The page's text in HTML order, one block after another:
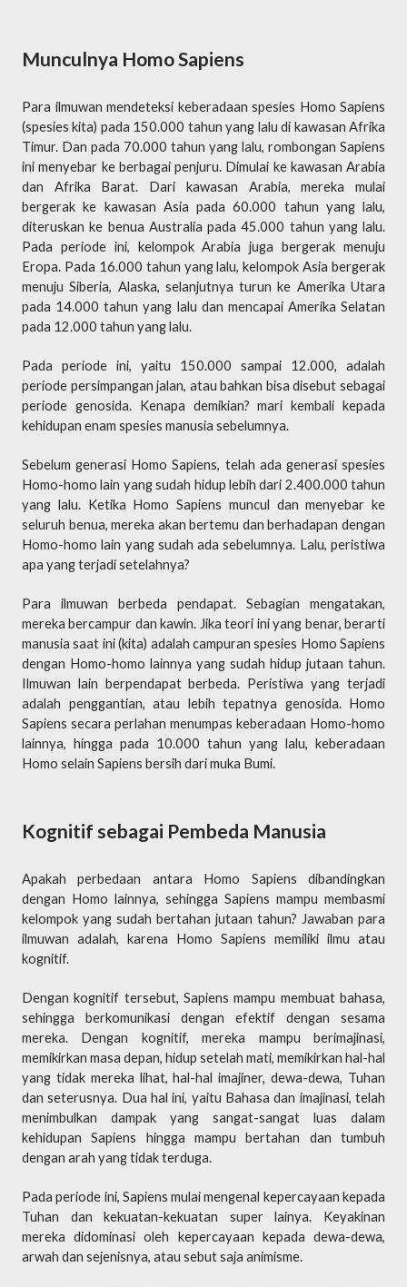
Munculnya Homo Sapiens
Para ilmuwan mendeteksi keberadaan spesies Homo Sapiens
(spesies kita) pada 150.000 tahun yang lalu di kawasan Afrika
Timur. Dan pada 70.000 tahun yang lalu, rombongan Sapiens
ini menyebar ke berbagai penjuru. Dimulai ke kawasan Arabia
dan Afrika Barat. Dari kawasan Arabia, mereka mulai
bergerak ke kawasan Asia pada 60.000 tahun yang lalu,
diteruskan ke benua Australia pada 45.000 tahun yang lalu.
Pada periode ini, kelompok Arabia juga bergerak menuju
Eropa. Pada 16.000 tahun yang lalu, kelompok Asia bergerak
menuju Siberia, Alaska, selanjutnya turun ke Amerika Utara
pada 14.000 tahun yang lalu dan mencapai Amerika Selatan
pada 12.000 tahun yang lalu.
Pada periode ini, yaitu 150.000 sampai 12.000, adalah
periode persimpangan jalan, atau bahkan bisa disebut sebagai
periode genosida. Kenapa demikian? mari kembali kepada
kehidupan enam spesies manusia sebelumnya.
Sebelum generasi Homo Sapiens, telah ada generasi spesies
Homo-homo lain yang sudah hidup lebih dari 2.400.000 tahun
yang lalu. Ketika Homo Sapiens muncul dan menyebar ke
seluruh benua, mereka akan bertemu dan berhadapan dengan
Homo-homo lain yang sudah ada sebelumnya. Lalu, peristiwa
apa yang terjadi setelahnya?
Para ilmuwan berbeda pendapat. Sebagian mengatakan,
mereka bercampur dan kawin. Jika teori ini yang benar, berarti
manusia saat ini (kita) adalah campuran spesies Homo Sapiens
dengan Homo-homo lainnya yang sudah hidup jutaan tahun.
Ilmuwan lain berpendapat berbeda. Peristiwa yang terjadi
adalah penggantian, atau lebih tepatnya genosida. Homo
Sapiens secara perlahan menumpas keberadaan Homo-homo
lainnya, hingga pada 10.000 tahun yang lalu, keberadaan
Homo selain Sapiens bersih dari muka Bumi.
Kognitif sebagai Pembeda Manusia
Apakah perbedaan antara Homo Sapiens dibandingkan
dengan Homo lainnya, sehingga Sapiens mampu membasmi
kelompok yang sudah bertahan jutaan tahun? Jawaban para
ilmuwan adalah, karena Homo Sapiens memiliki ilmu atau
kognitif.
Dengan kognitif tersebut, Sapiens mampu membuat bahasa,
sehingga berkomunikasi dengan efektif dengan sesama
mereka. Dengan kognitif, mereka mampu berimajinasi,
memikirkan masa depan, hidup setelah mati, memikirkan hal-hal
yang tidak mereka lihat, hal-hal imajiner, dewa-dewa, Tuhan
dan seterusnya. Dua hal ini, yaitu Bahasa dan imajinasi, telah
menimbulkan dampak yang sangat-sangat luas dalam
kehidupan Sapiens hingga mampu bertahan dan tumbuh
dengan arah yang tidak terduga.
Pada periode ini, Sapiens mulai mengenal kepercayaan kepada
Tuhan dan kekuatan-kekuatan super lainya. Keyakinan
mereka didominasi oleh kepercayaan kepada dewa-dewa,
arwah dan sejenisnya, atau sebut saja animisme.